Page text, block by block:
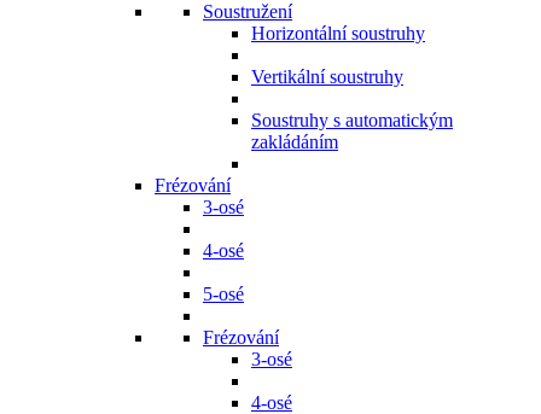
Soustružení
Horizontální soustruhy
Vertikální soustruhy
Soustruhy s automatickým
zakládáním
Frézování
3-osé
4-osé
5-osé
Frézování
3-osé
4-osé